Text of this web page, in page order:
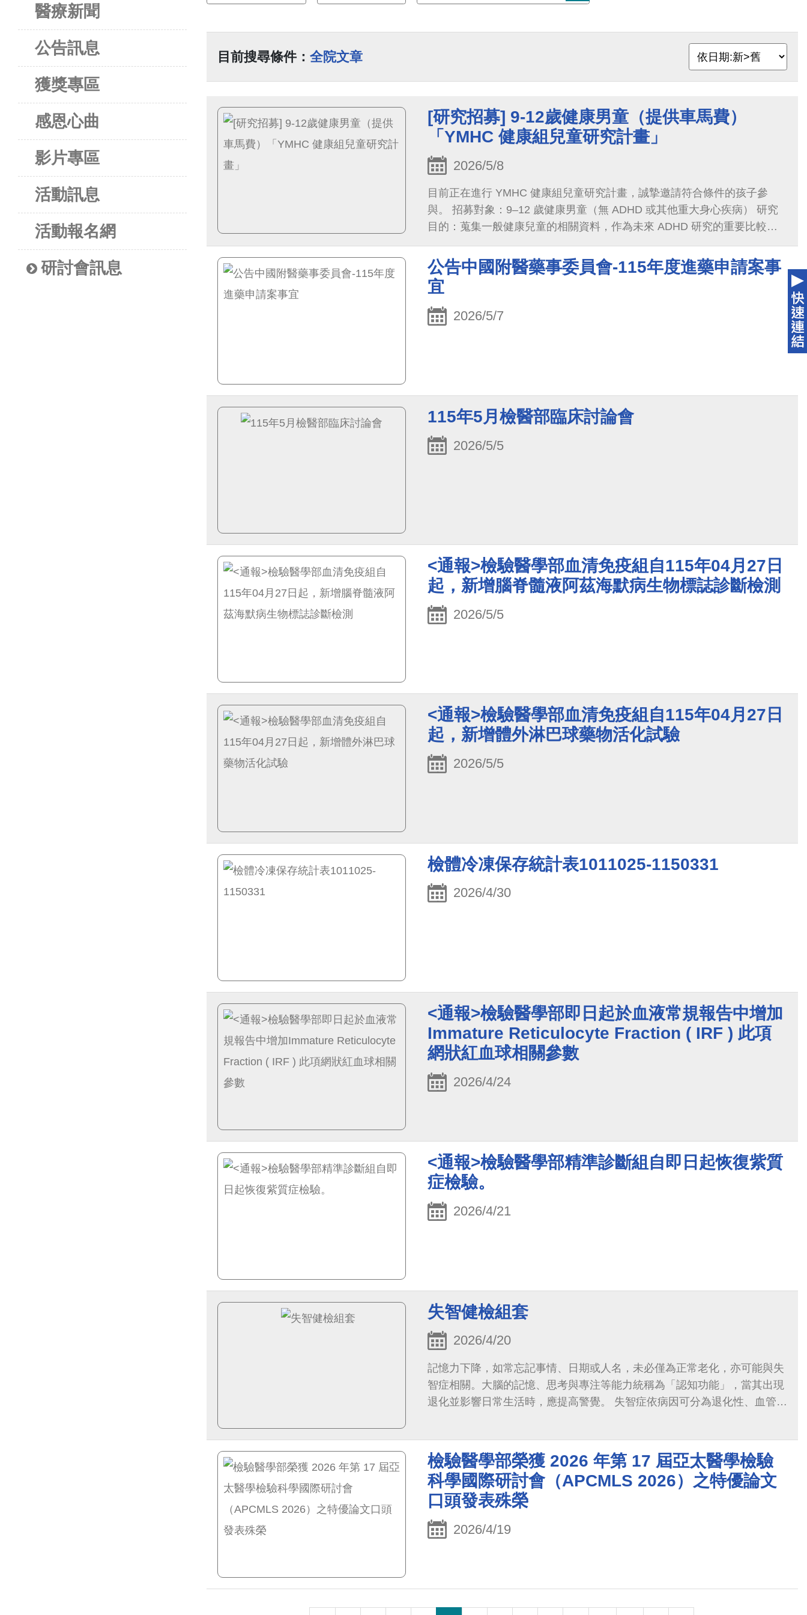
醫療新聞
公告訊息
獲獎專區
感恩心曲
影片專區
活動訊息
活動報名網
研討會訊息
目前搜尋條件： 全院文章
[研究招募] 9-12歲健康男童（提供車馬費）
「YMHC 健康組兒童研究計畫」
2026/5/8
目前正在進行 YMHC 健康組兒童研究計畫，誠摯邀請符合條件的孩子參
與。 招募對象：9–12 歲健康男童（無 ADHD 或其他重大身心疾病） 研究
目的：蒐集一般健康兒童的相關資料，作為未來 ADHD 研究的重要比較基
準
公告中國附醫藥事委員會-115年度進藥申請案事
宜
2026/5/7
115年5月檢醫部臨床討論會
2026/5/5
<通報>檢驗醫學部血清免疫組自115年04月27日
起，新增腦脊髓液阿茲海默病生物標誌診斷檢測
2026/5/5
<通報>檢驗醫學部血清免疫組自115年04月27日
起，新增體外淋巴球藥物活化試驗
2026/5/5
檢體冷凍保存統計表1011025-1150331
2026/4/30
<通報>檢驗醫學部即日起於血液常規報告中增加
Immature Reticulocyte Fraction ( IRF ) 此項
網狀紅血球相關參數
2026/4/24
<通報>檢驗醫學部精準診斷組自即日起恢復紫質
症檢驗。
2026/4/21
失智健檢組套
2026/4/20
記憶力下降，如常忘記事情、日期或人名，未必僅為正常老化，亦可能與失
智症相關。大腦的記憶、思考與專注等能力統稱為「認知功能」，當其出現
退化並影響日常生活時，應提高警覺。 失智症依病因可分為退化性、血管性
個性改變等情形，且多為不可逆變化。 由於失智症早期症狀不明顯，且可能
為多重原因所致，本中心規劃失智健檢套組，整合影像檢查與臨床評估，提
供完整且專業的認知功能檢測服務，協助及早辨識風險並進行適當介入，以
維護腦部健康。
檢驗醫學部榮獲 2026 年第 17 屆亞太醫學檢驗
科學國際研討會（APCMLS 2026）之特優論文
口頭發表殊榮
2026/4/19